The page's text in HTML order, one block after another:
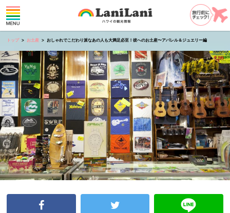
トップ お土産 おしゃれでこだわり派なあの人も大満足必至！彼へのお土産〜アパレル＆ジュエリー編